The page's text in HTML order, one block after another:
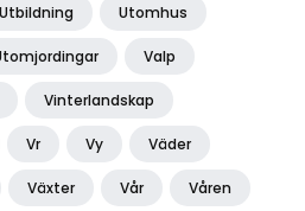
Utbildning Utomhus
Valp
Vinterlandskap
Vr Vy Väder
Växter Vår Våren